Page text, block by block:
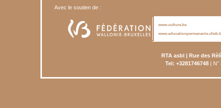
Avec le soutien de :
www.culture.be
RTA asbl | Rue des
Tel: +3281746748| N°